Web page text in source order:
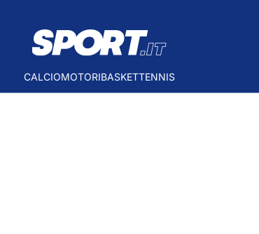
CALCIOMOTORIBASKETTENNIS